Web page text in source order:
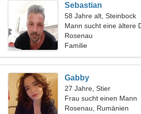
Sebastian
58 Jahre alt, Steinbock
Mann sucht eine ältere
Rosenau
Familie
Gabby
27 Jahre, Stier
Frau sucht einen Mann
Rosenau, Rumänien